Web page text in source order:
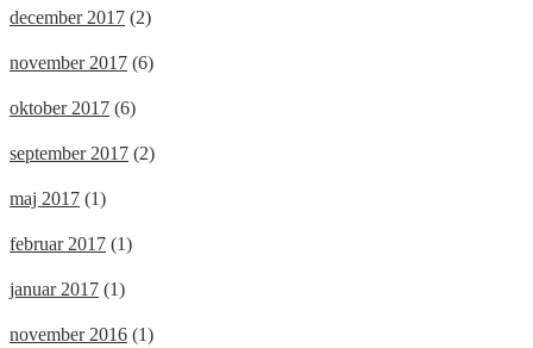
december 2017 (2)
november 2017 (6)
oktober 2017 (6)
september 2017 (2)
maj 2017 (1)
februar 2017 (1)
januar 2017 (1)
november 2016 (1)